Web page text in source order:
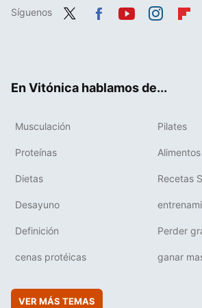
Síguenos
En Vitónica hablamos de...
Musculación Pilates
Proteínas Alimentos
Dietas Recetas
Desayuno
Definición Perder
cenas protéicas ganar
VER MÁS TEMAS